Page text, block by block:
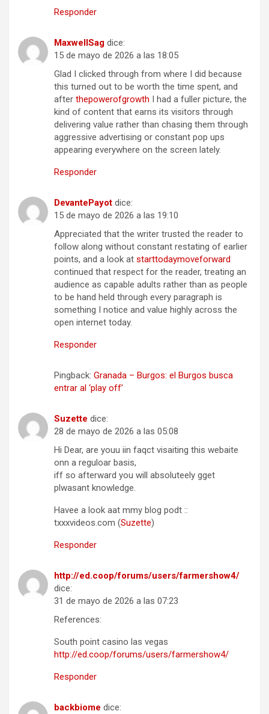
Responder
MaxwellSag dice:
15 de mayo de 2026 a las 18:05
Glad I clicked through from where I did because
this turned out to be worth the time spent, and
after thepowerofgrowth I had a fuller picture, the
kind of content that earns its visitors through
delivering value rather than chasing them through
aggressive advertising or constant pop ups
appearing everywhere on the screen lately.
Responder
DevantePayot dice:
15 de mayo de 2026 a las 19:10
Appreciated that the writer trusted the reader to
follow along without constant restating of earlier
points, and a look at starttodaymoveforward
continued that respect for the reader, treating an
audience as capable adults rather than as people
to be hand held through every paragraph is
something I notice and value highly across the
open internet today.
Responder
Pingback: Granada – Burgos: el Burgos busca
entrar al ‘play off’
Suzette dice:
28 de mayo de 2026 a las 05:08
Hi Dear, are youu iin faqct visaiting this webaite
onn a reguloar basis,
iff so afterward you will absoluteely gget
plwasant knowledge.
Havee a look aat mmy blog podt ::
txxxvideos.com (Suzette)
Responder
http://ed.coop/forums/users/farmershow4/
dice:
31 de mayo de 2026 a las 07:23
References:
South point casino las vegas
http://ed.coop/forums/users/farmershow4/
Responder
backbiome dice: